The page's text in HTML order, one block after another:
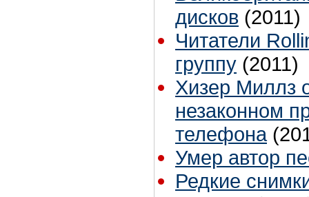
дисков (2011)
Читатели
группу (2011)
Хизер Миллз
незаконном
телефона
Умер автор
Редкие